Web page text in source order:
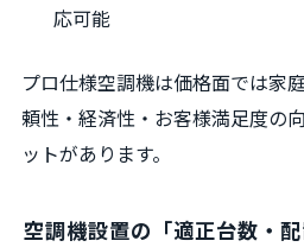
応可能
プロ仕様空調機は価格面では家
頼性・経済性・お客様満足度の
ットがあります。
空調機設置の「適正台数・